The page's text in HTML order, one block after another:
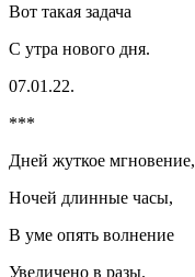
Вот такая задача
С утра нового дня.
07.01.22.
***
Дней жуткое мгновение,
Ночей длинные часы,
В уме опять волнение
Увеличено в разы.